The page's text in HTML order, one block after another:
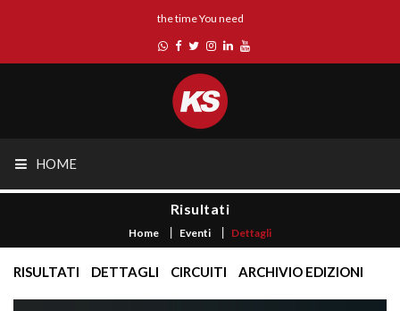
the time You need
HOME
Risultati
Home Eventi Dettagli
RISULTATI DETTAGLI CIRCUITI ARCHIVIO EDIZIONI